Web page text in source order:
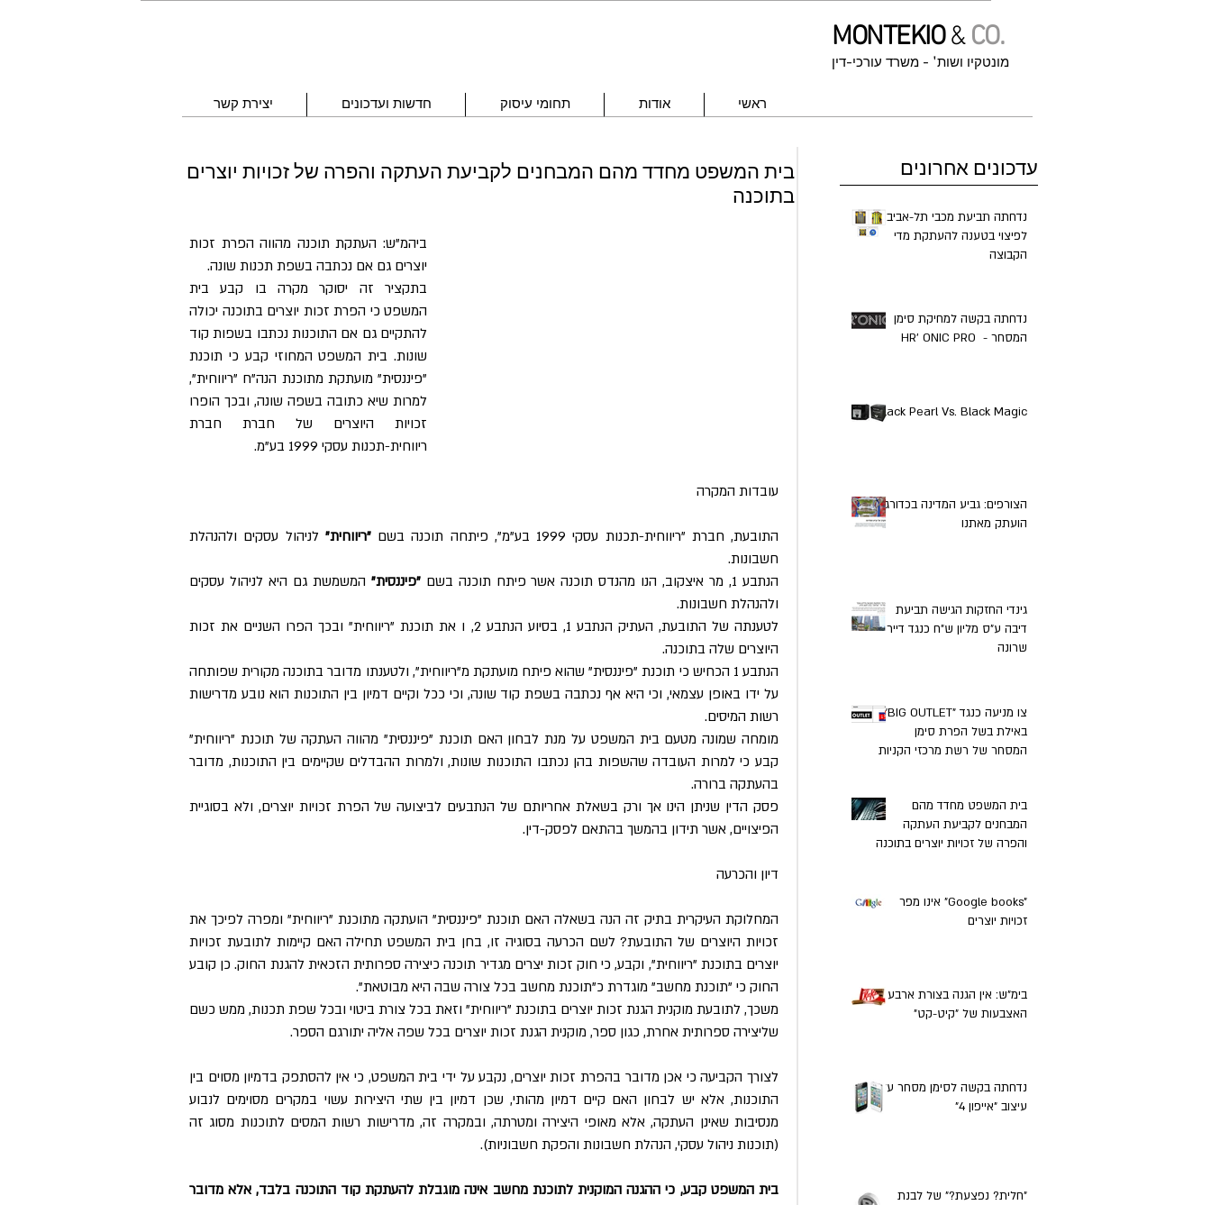
MONTEKIO&CO.
מונטקיו ושות' - משרד עורכי-דין
יצירת קשר חדשות ועדכונים תחומי עיסוק אודות ראשי
בית המשפט מחדד מהם המבחנים לקביעת העתקה והפרה של זכויות יוצרים
בתוכנה
יוצרים גם אם נכתבה בשפת תכנות שונה.
ריווחית-תכנות עסקי 1999 בע"מ.
עובדות המקרה
התובעת, חברת "ריווחית-תכנות עסקי 1999 בע"מ", פיתחה תוכנה בשם "ריווחית"
חשבונות.
הנתבע 1, מר איצקוב, הנו מהנדס תוכנה אשר פיתח תוכנה בשם
"פיננסית"
ולהנהלת חשבונות.
היוצרים שלה בתוכנה.
רשות המיסים.
בהעתקה ברורה.
הפיצויים, אשר תידון בהמשך בהתאם לפסק-דין.
דיון והכרעה
החוק כי "תוכנת מחשב" מוגדרת כ"תוכנת מחשב בכל צורה שבה היא מבוטאת".
שליצירה ספרותית אחרת, כגון ספר, מוקנית הגנת זכות יוצרים בכל שפה אליה יתורגם הספר.
(תוכנות ניהול עסקי, הנהלת חשבונות והפקת חשבוניות).
עדכונים אחרונים
נדחתה תביעת מכבי תל-אביב
לפיצוי בטענה להעתקת מדי
הקבוצה
נדחתה בקשה למחיקת סימן
המסחר - ​ HR' ONIC PRO
Black Pearl Vs. Black Magic
הצורפים: גביע המדינה בכדורגל
הועתק מאתנו
גינדי החזקות הגישה תביעת
דיבה ע"ס מליון ש"ח כנגד דיירי
שרונה
צו מניעה כנגד "BIG OUTLET"
באילת בשל הפרת סימן
המסחר של רשת מרכזי הקניות
בית המשפט מחדד מהם
המבחנים לקביעת העתקה
והפרה של זכויות יוצרים בתוכנה
"Google books" אינו מפר
זכויות יוצרים
בימ"ש: אין הגנה בצורת ארבע
האצבעות של "קיט-קט"
נדחתה בקשה לסימן מסחר על
עיצוב "אייפון 4"
"חלית? נפצעת?" של לבנת